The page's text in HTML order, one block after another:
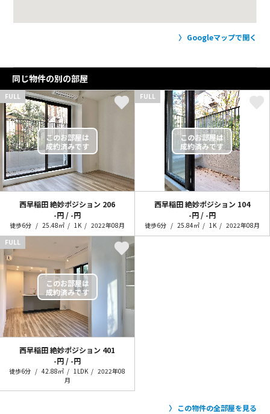
Googleマップで開く
同じ物件の別の部屋
FULL
西早稲田 絶妙ポジション 206
-円 / -円
徒歩6分 25.48㎡ 1K 2022年08月
FULL
西早稲田 絶妙ポジション 104
-円 / -円
徒歩6分 25.84㎡ 1K
2022年08月
FULL
西早稲田 絶妙ポジション 401
-円 / -円
徒歩6分 42.88㎡ 1LDK
2022年08
月
この物件の全部屋を見る